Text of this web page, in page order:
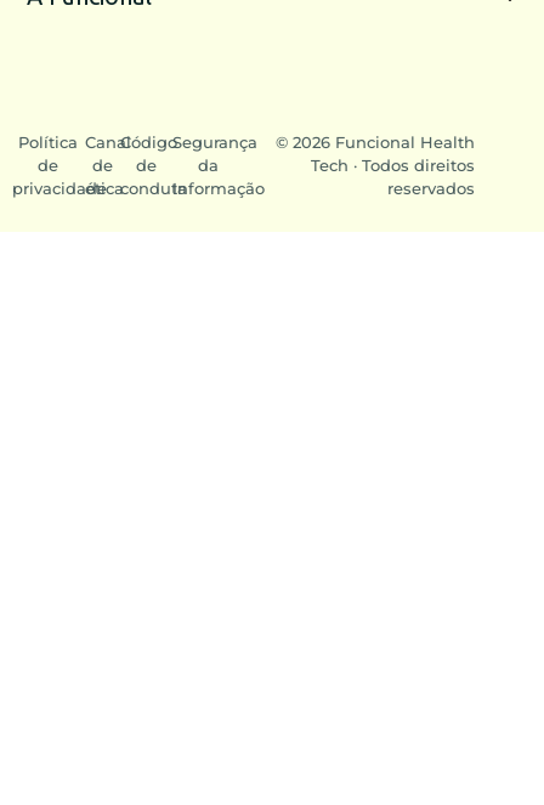
Política
de
privacidade
Canal
de
ética
Código
de
conduta
Segurança
da
Informação
© 2026 Funcional Health
Tech · Todos direitos
reservados